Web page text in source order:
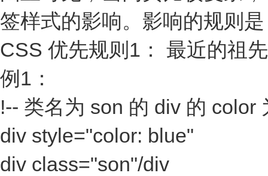
签样式的影响。影响的规则
CSS 优先规则1： 最近的祖
例1：
!-- 类名为 son 的 div 的 color
div style="color: blue"
div class="son"/div